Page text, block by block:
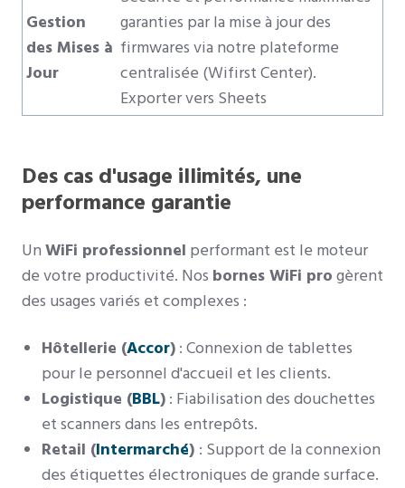
Gestion
des Mises à
Jour
garanties par la mise à jour des
firmwares via notre plateforme
centralisée (Wifirst Center).
Exporter vers Sheets
Des cas d'usage illimités, une
performance garantie
Un WiFi professionnel performant est le moteur
de votre productivité. Nos bornes WiFi pro gèrent
des usages variés et complexes :
Hôtellerie (Accor): Connexion de tablettes
pour le personnel d'accueil et les clients.
Logistique (BBL): Fiabilisation des douchettes
et scanners dans les entrepôts.
Retail (Intermarché) : Support de la connexion
des étiquettes électroniques de grande surface.